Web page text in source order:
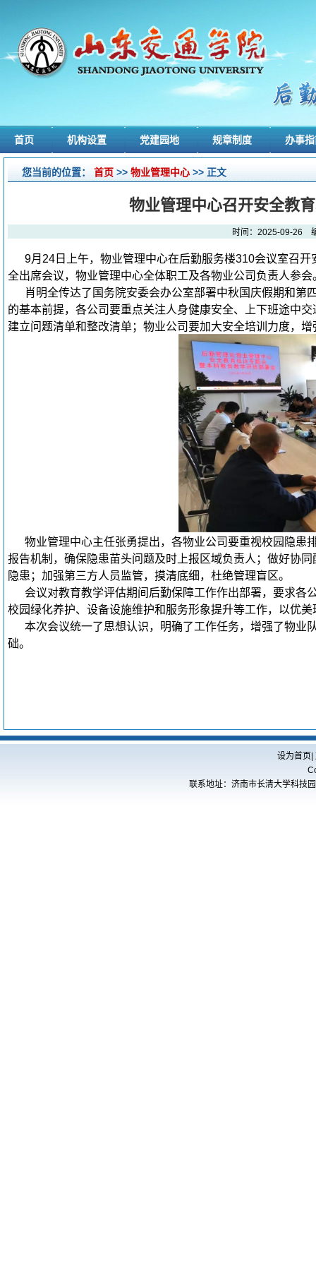
首页 机构设置 党建园地 规章制度 办事
您当前的位置： 首页 >> 物业管理中心 >> 正文
物业管理中心召开安全教
时间：2025-09-26
9月24日上午，物业管理中心在后勤服务楼310会议室召
全出席会议，物业管理中心全体职工及各物业公司负责人参会
肖明全传达了国务院安委会办公室部署中秋国庆假期和
的基本前提，各公司要重点关注人身健康安全、上下班途中
建立问题清单和整改清单；物业公司要加大安全培训力度，
物业管理中心主任张勇提出，各物业公司要重视校园隐患
报告机制，确保隐患苗头问题及时上报区域负责人；做好协
隐患；加强第三方人员监管，摸清底细，杜绝管理盲区。
会议对教育教学评估期间后勤保障工作作出部署，要求各
校园绿化养护、设备设施维护和服务形象提升等工作，以优
本次会议统一了思想认识，明确了工作任务，增强了物业
础。
设为首页 |
联系地址：济南市长清大学科技